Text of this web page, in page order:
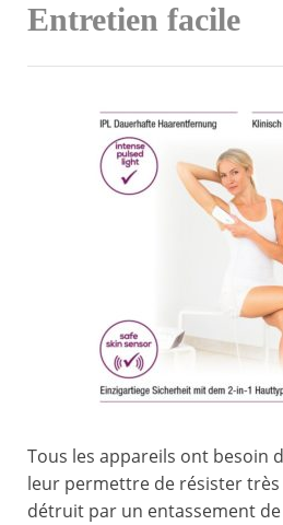
Entretien facile
Tous les appareils ont besoin
leur permettre de résister
détruit par un entassement